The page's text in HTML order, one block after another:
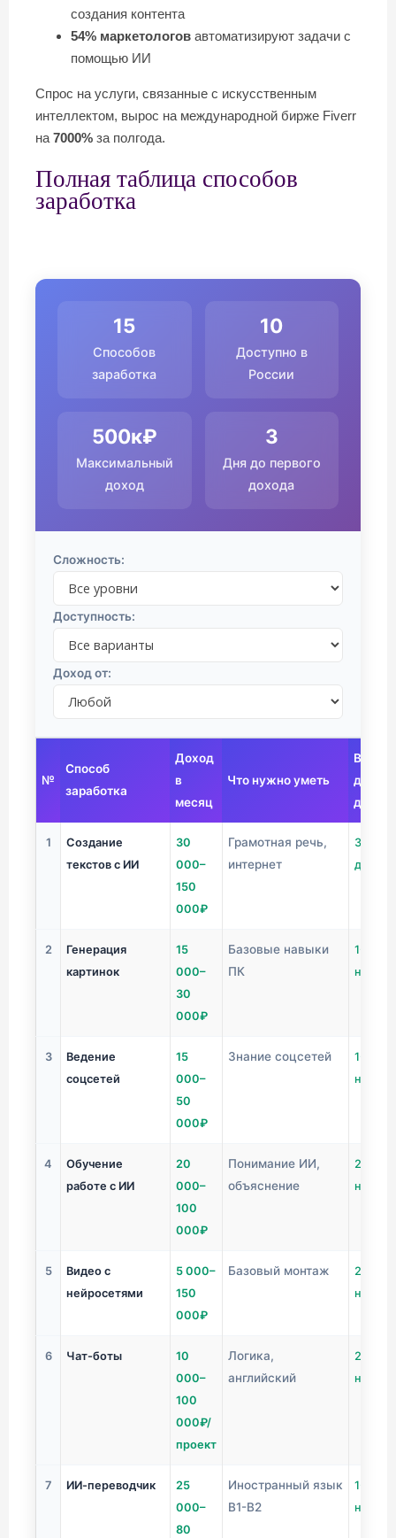
создания контента
54% маркетологов автоматизируют задачи с
помощью ИИ
Спрос на услуги, связанные с искусственным
интеллектом, вырос на международной бирже Fiverr
на 7000% за полгода.
Полная таблица способов
заработка
15
Способов
заработка
10
Доступно в
России
500к₽
Максимальный
доход
3
Дня до первого
дохода
Сложность:
Доступность:
Доход от:
№
Способ
заработка
Доход
в
месяц
Что нужно уметь
Время
до
1
Создание
текстов с ИИ
30
000–
150
000₽
Грамотная речь,
интернет
3-7
дней
2
Генерация
картинок
15
000–
30
000₽
Базовые навыки
ПК
1-2
недели
3
Ведение
соцсетей
15
000–
50
000₽
Знание соцсетей
1-2
недели
4
Обучение
работе с ИИ
20
000–
100
000₽
Понимание ИИ,
объяснение
2-4
недели
5
Видео с
нейросетями
5 000–
150
000₽
Базовый монтаж
2-4
недели
6 Чат-боты
10
000–
100
000₽/
проект
Логика,
английский
2-8
недель
7 ИИ-переводчик
25
000–
80
Иностранный язык
B1-B2
1-2
недели